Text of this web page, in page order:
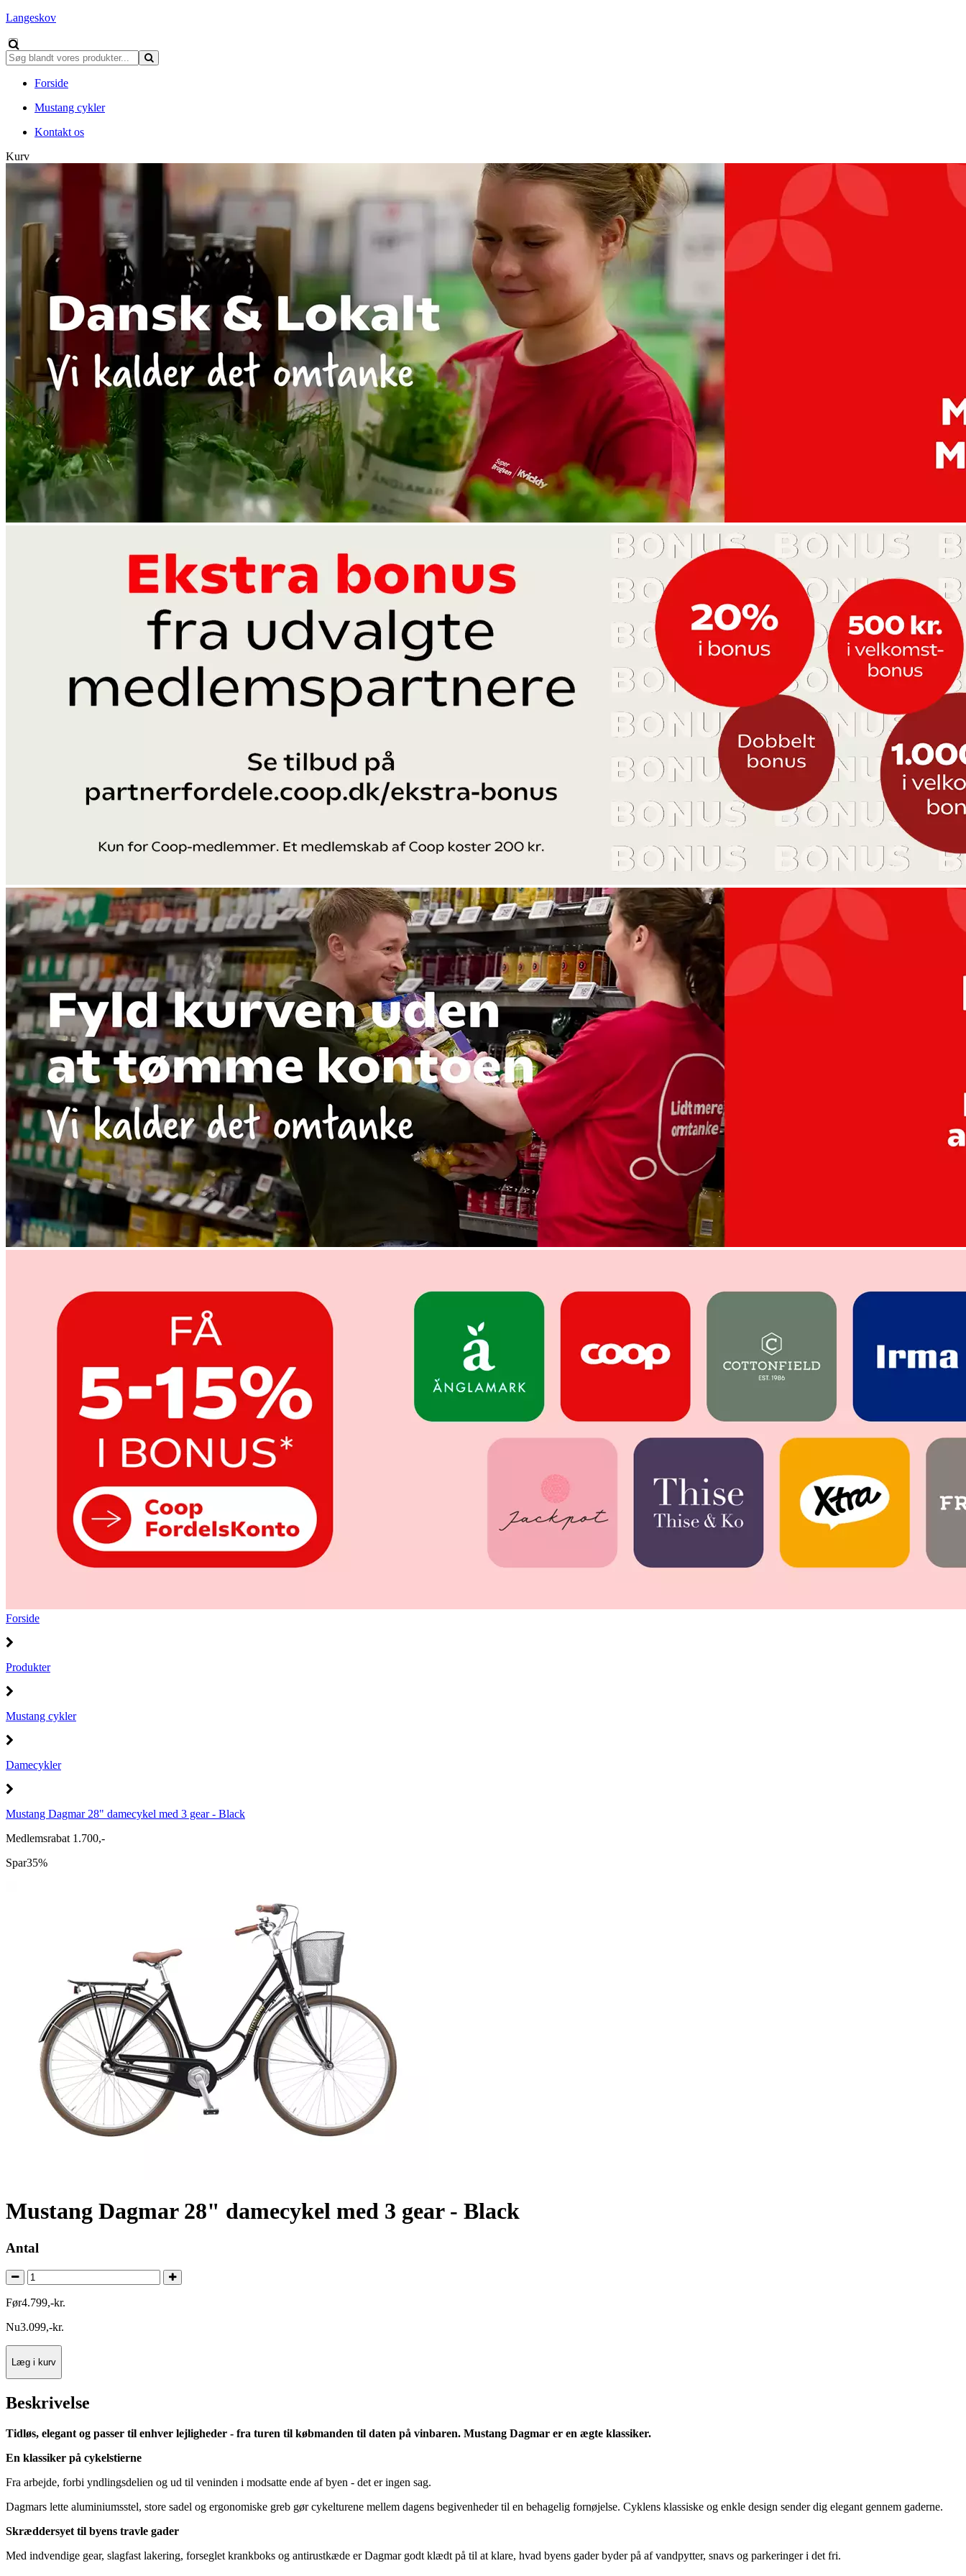
Langeskov
Forside
Mustang cykler
Kontakt os
Kurv
Forside
Produkter
Mustang cykler
Damecykler
Mustang Dagmar 28" damecykel med 3 gear - Black
Medlemsrabat 1.700,-
Spar35%
Mustang Dagmar 28" damecykel med 3 gear - Black
Antal
Før4.799,-kr.
Nu3.099,-kr.
Læg i kurv
Beskrivelse
Tidløs, elegant og passer til enhver lejligheder - fra turen til købmanden til daten på vinbaren. Mustang Dagmar er en ægte klassiker.
En klassiker på cykelstierne
Fra arbejde, forbi yndlingsdelien og ud til veninden i modsatte ende af byen - det er ingen sag.
Dagmars lette aluminiumsstel, store sadel og ergonomiske greb gør cykelturene mellem dagens begivenheder til en behagelig fornøjelse. Cyklens klassiske og enkle design sender dig elegant gennem gaderne.
Skræddersyet til byens travle gader
Med indvendige gear, slagfast lakering, forseglet krankboks og antirustkæde er Dagmar godt klædt på til at klare, hvad byens gader byder på af vandpytter, snavs og parkeringer i det fri.